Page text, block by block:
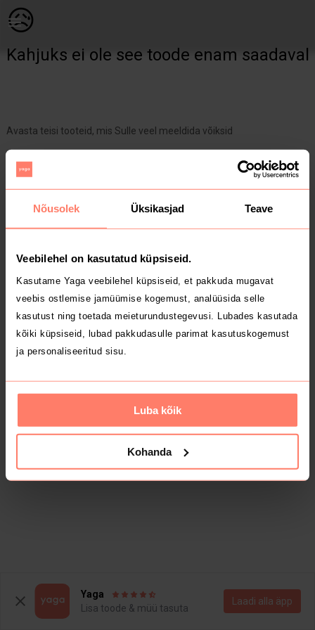
Nõusolek Üksikasjad Teave
Veebilehel on kasutatud küpsiseid.
Kasutame Yaga veebilehel küpsiseid, et pakkuda mugavat
veebis ostlemise jamüümise kogemust, analüüsida selle
kasutust ning toetada meieturundustegevusi. Lubades kasutada
kõiki küpsiseid, lubad pakkudasulle parimat kasutuskogemust
ja personaliseeritud sisu.
Luba kõik
Kohanda
😥
Kahjuks ei ole see toode enam saadaval
Avasta teisi tooteid, mis Sulle veel meeldida võiksid
Yaga
Lisa toode & müü tasuta
Laadi alla äpp